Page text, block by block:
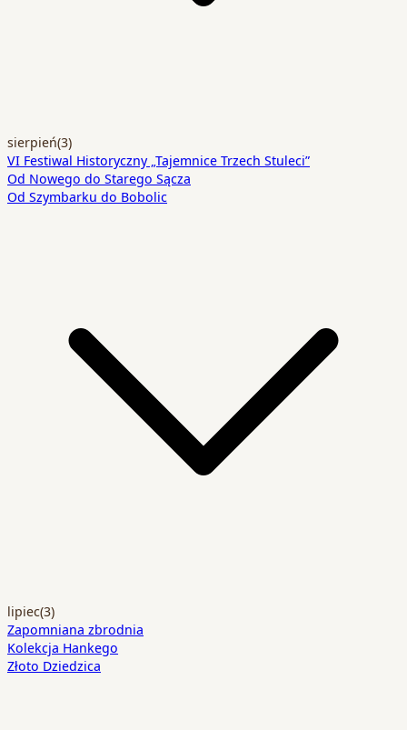
sierpień(3)
VI Festiwal Historyczny „Tajemnice Trzech Stuleci”
Od Nowego do Starego Sącza
Od Szymbarku do Bobolic
lipiec(3)
Zapomniana zbrodnia
Kolekcja Hankego
Złoto Dziedzica